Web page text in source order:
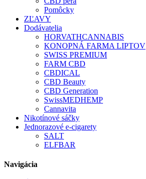
Pomôcky
ZĽAVY
Dodávatelia
HORVATHCANNABIS
KONOPNÁ FARMA LIPTOV
SWISS PREMIUM
FARM CBD
CBDICAL
CBD Beauty
CBD Generation
SwissMEDHEMP
Cannavita
Nikotínové sáčky
Jednorazové e-cigarety
SALT
ELFBAR
Navigácia